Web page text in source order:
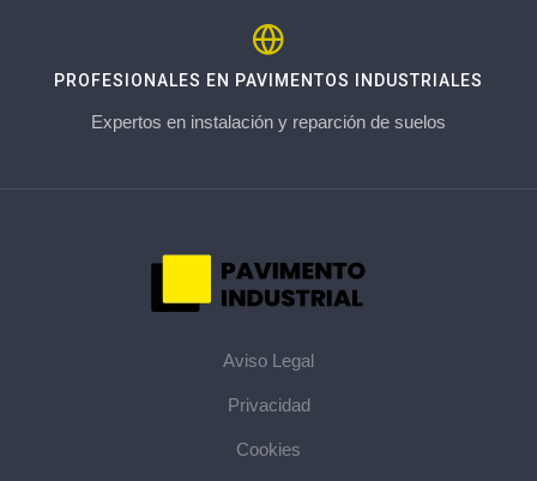
PROFESIONALES EN PAVIMENTOS INDUSTRIALES
Expertos en instalación y reparción de suelos
Aviso Legal
Privacidad
Cookies